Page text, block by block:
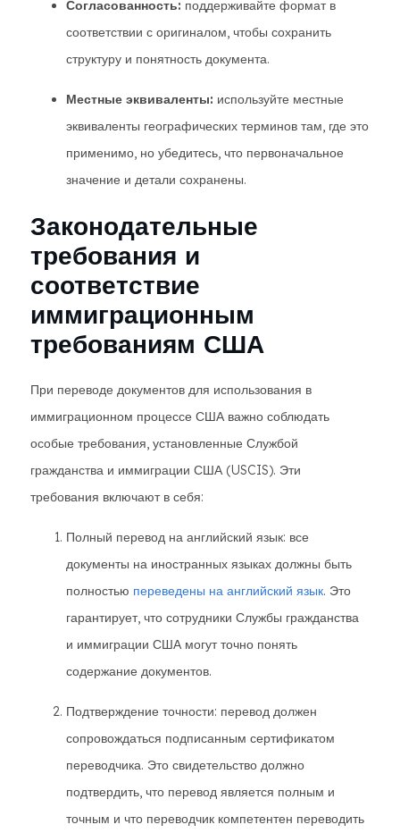
Согласованность: поддерживайте формат в
соответствии с оригиналом, чтобы сохранить
структуру и понятность документа.
Местные эквиваленты: используйте местные
эквиваленты географических терминов там, где это
применимо, но убедитесь, что первоначальное
значение и детали сохранены.
Законодательные
требования и
соответствие
иммиграционным
требованиям США
При переводе документов для использования в
иммиграционном процессе США важно соблюдать
особые требования, установленные Службой
гражданства и иммиграции США (USCIS). Эти
требования включают в себя:
Полный перевод на английский язык: все
документы на иностранных языках должны быть
полностью переведены на английский язык. Это
гарантирует, что сотрудники Службы гражданства
и иммиграции США могут точно понять
содержание документов.
Подтверждение точности: перевод должен
сопровождаться подписанным сертификатом
переводчика. Это свидетельство должно
подтвердить, что перевод является полным и
точным и что переводчик компетентен переводить